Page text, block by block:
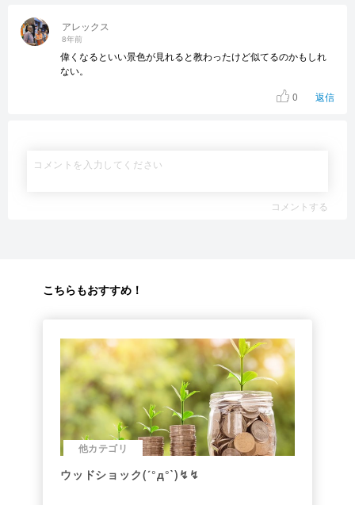
アレックス
8年前
偉くなるといい景色が見れると教わったけど似てるのかもしれ
ない。
0
返信
コメントする
こちらもおすすめ！
他カテゴリ
ウッドショック(´°д°`)↯↯